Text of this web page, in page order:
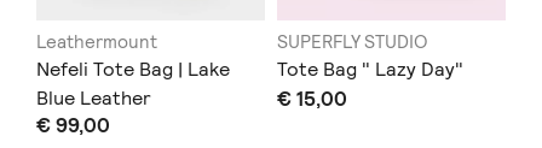
Leathermount
Nefeli Tote Bag | Lake
Blue Leather
€ 99,00
SUPERFLY STUDIO
Tote Bag " Lazy Day"
€ 15,00